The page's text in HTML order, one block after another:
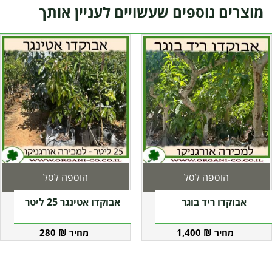
מוצרים נוספים שעשויים לעניין אותך
אבוקדו ריד בוגר
1,400 ₪
הוספה לסל
אבוקדו אטינגר 25 ליטר
280 ₪
הוספה לסל